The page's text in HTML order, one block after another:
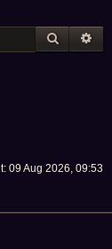
SUCHE
09 Aug 2026, 09:53